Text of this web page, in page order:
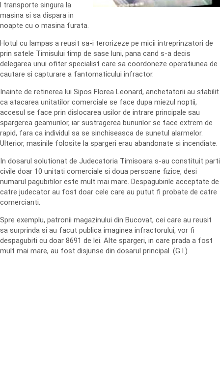
l transporte singura la
masina si sa dispara in
noapte cu o masina furata.
Hotul cu lampas a reusit sa-i terorizeze pe micii intreprinzatori de
prin satele Timisului timp de sase luni, pana cand s-a decis
delegarea unui ofiter specialist care sa coordoneze operatiunea de
cautare si capturare a fantomaticului infractor.
Inainte de retinerea lui Sipos Florea Leonard, anchetatorii au stabilit
ca atacarea unitatilor comerciale se face dupa miezul noptii,
accesul se face prin dislocarea usilor de intrare principale sau
spargerea geamurilor, iar sustragerea bunurilor se face extrem de
rapid, fara ca individul sa se sinchiseasca de sunetul alarmelor.
Ulterior, masinile folosite la spargeri erau abandonate si incendiate.
In dosarul solutionat de Judecatoria Timisoara s-au constituit parti
civile doar 10 unitati comerciale si doua persoane fizice, desi
numarul pagubitilor este mult mai mare. Despagubirile acceptate de
catre judecator au fost doar cele care au putut fi probate de catre
comercianti.
Spre exemplu, patronii magazinului din Bucovat, cei care au reusit
sa surprinda si au facut publica imaginea infractorului, vor fi
despagubiti cu doar 8691 de lei. Alte spargeri, in care prada a fost
mult mai mare, au fost disjunse din dosarul principal. (G.I.)